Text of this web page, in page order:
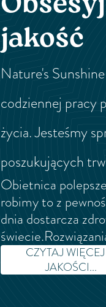
jakość
Nature's
codziennej pracy
życia. Jesteśmy
poszukujących
Obietnica
robimy to z
dnia dostarcza
CZYTAJ
JAKOŚCI...